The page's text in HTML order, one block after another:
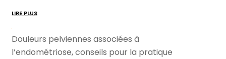
LIRE PLUS
Douleurs pelviennes associées à
l’endométriose, conseils pour la pratique